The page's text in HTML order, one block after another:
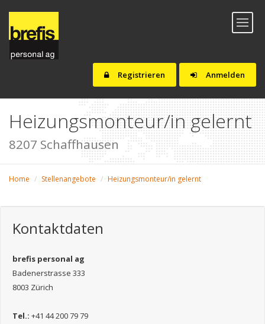
Anmelden
Registrieren
Toggle
Heizungsmonteur/in gelernt
8207 Schaffhausen
Home Stellenangebote Heizungsmonteur/in gelernt
Kontaktdaten
brefis personal ag
Badenerstrasse 333
8003 Zürich
Tel.: +41 44 200 79 79